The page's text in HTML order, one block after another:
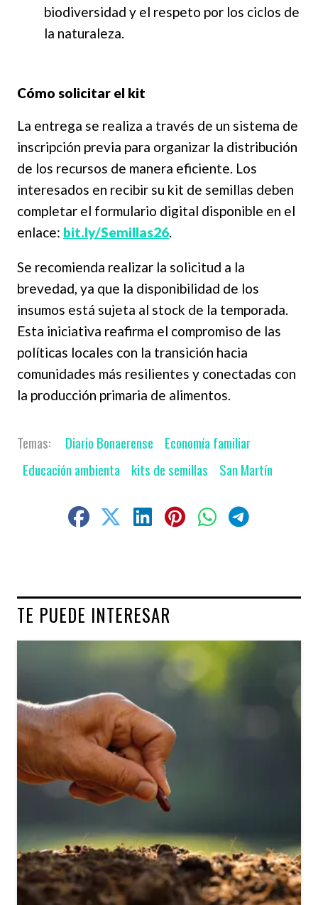
biodiversidad y el respeto por los ciclos de
la naturaleza.
Cómo solicitar el kit
La entrega se realiza a través de un sistema de
inscripción previa para organizar la distribución
de los recursos de manera eficiente. Los
interesados en recibir su kit de semillas deben
completar el formulario digital disponible en el
enlace: bit.ly/Semillas26.
Se recomienda realizar la solicitud a la
brevedad, ya que la disponibilidad de los
insumos está sujeta al stock de la temporada.
Esta iniciativa reafirma el compromiso de las
políticas locales con la transición hacia
comunidades más resilientes y conectadas con
la producción primaria de alimentos.
Diario Bonaerense
Economía familiar
Educación ambienta
kits de semillas San Martín
TE PUEDE INTERESAR